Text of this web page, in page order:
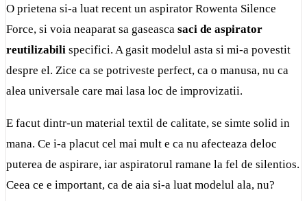
O prietena si-a luat recent un aspirator Rowenta Silence
Force, si voia neaparat sa gaseasca saci de aspirator
reutilizabili specifici. A gasit modelul asta si mi-a povestit
despre el. Zice ca se potriveste perfect, ca o manusa, nu ca
alea universale care mai lasa loc de improvizatii.
E facut dintr-un material textil de calitate, se simte solid in
mana. Ce i-a placut cel mai mult e ca nu afecteaza deloc
puterea de aspirare, iar aspiratorul ramane la fel de silentios.
Ceea ce e important, ca de aia si-a luat modelul ala, nu?